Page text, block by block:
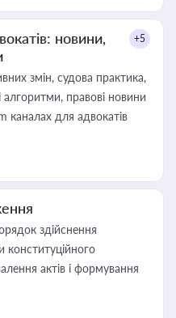
новини,
+5
змін, судова практика,
алгоритми, правові новини
каналах для адвокатів
здійснення
конституційного
актів і формування